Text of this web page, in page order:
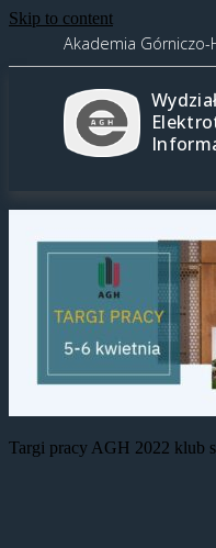
Skip to content
Akademia Górniczo-
Targi pracy AGH 2022 klub